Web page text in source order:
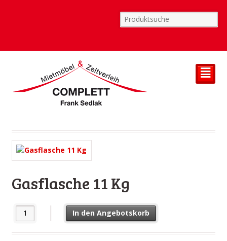
²
Gasflasche 11 Kg
Gasflasche 11 Kg MengeIn den Angebotskorb